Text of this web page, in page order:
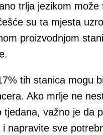
trlja jezikom može
su ta mjesta
proizvodnjom
tih stanica mogu
Ako mrlje ne
tjedana, važno je da
i napravite sve